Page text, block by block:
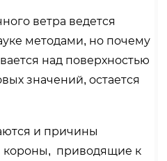
ветра ведется
методами, но почему
над поверхностью
значений, остается
и причины
короны, приводящие к